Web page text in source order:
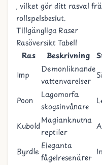
, vilket gör ditt rasval
rollspelsbeslut.
Tillgängliga Raser
Rasöversikt Tabell
Ras
Beskrivning
Imp
Demonliknande
vattenvarelser
Poon
Lagomorfa
skogsinvånare
Kubold
Magianknutna
reptiler
Byrdle
Eleganta
fågelresenärer